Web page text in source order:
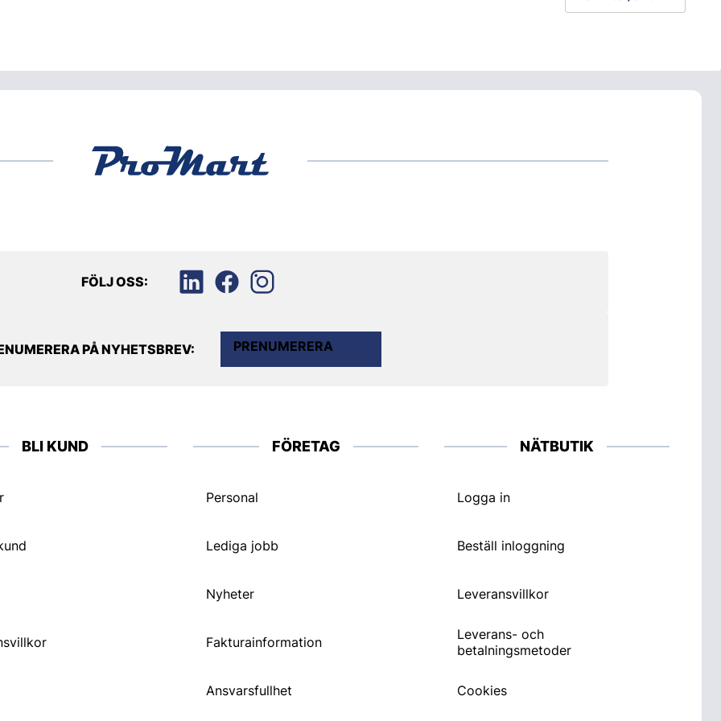
FÖLJ OSS:
PÅ NYHETSBREV: PRENUMERERA
BLI KUND FÖRETAG
Personal
Lediga jobb
Nyheter
Fakturainformation
Ansvarsfullhet
NÄTBUTIK
Logga in
Beställ inloggning
Leveransvillkor
Leverans- och
betalningsmetoder
Cookies